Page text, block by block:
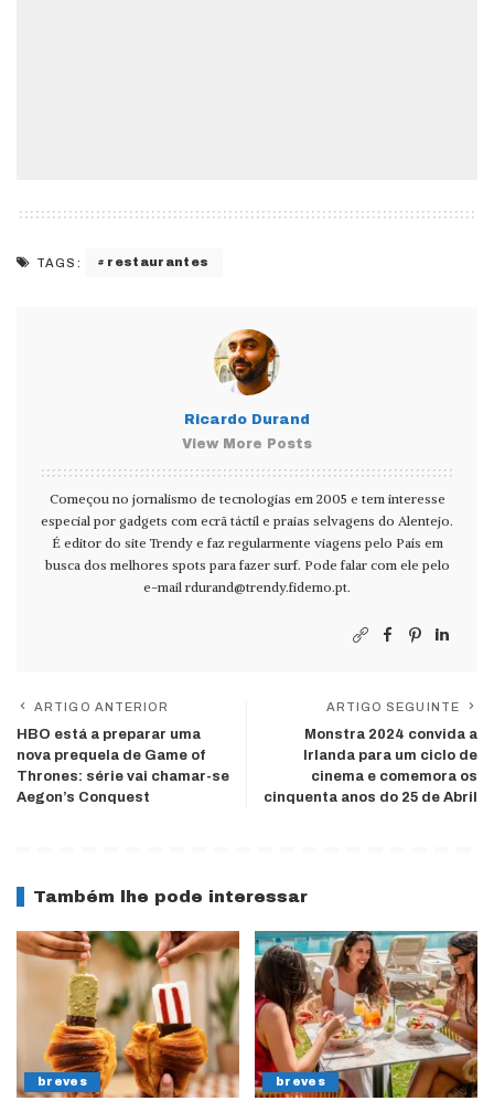
TAGS: restaurantes
Ricardo Durand
View More Posts
Começou no jornalismo de tecnologias em 2005 e tem interesse
especial por gadgets com ecrã táctil e praias selvagens do Alentejo.
É editor do site Trendy e faz regularmente viagens pelo País em
busca dos melhores spots para fazer surf. Pode falar com ele pelo
e-mail rdurand@trendy.fidemo.pt.
ARTIGO ANTERIOR
HBO está a preparar uma
nova prequela de Game of
Thrones: série vai chamar-se
Aegon’s Conquest
ARTIGO SEGUINTE
Monstra 2024 convida a
Irlanda para um ciclo de
cinema e comemora os
cinquenta anos do 25 de Abril
Também lhe pode interessar
breves breves